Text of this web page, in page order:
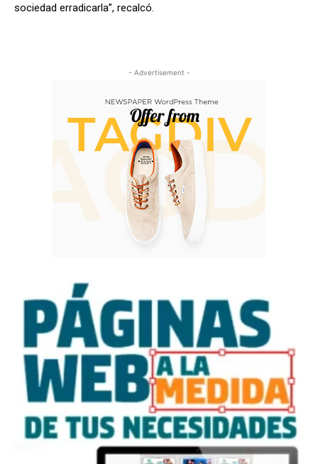
sociedad erradicarla”, recalcó.
- Advertisement -